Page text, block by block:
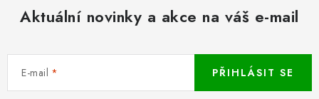
Aktuální novinky a akce na váš e-mail
E-mail PŘIHLÁSIT SE